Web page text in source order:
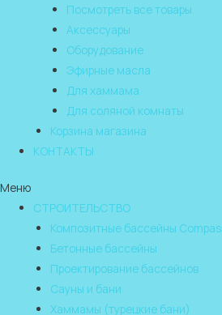
Посмотреть все товары
Аксессуары
Оборудование
Эфирные масла
Для хаммама
Для соляной комнаты
Корзина магазина
КОНТАКТЫ
Меню
СТРОИТЕЛЬСТВО
Композитные бассейны
Бетонные бассейны
Проектирование бассейнов
Сауны и бани
Хаммамы (турецкие бани)